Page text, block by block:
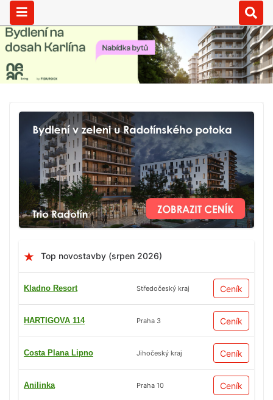
Top novostavby (srpen 2026)
Kladno Resort Středočeský kraj Ceník
HARTIGOVA 114 Praha 3 Ceník
Costa Plana Lipno Jihočeský kraj Ceník
Anilinka Praha 10 Ceník